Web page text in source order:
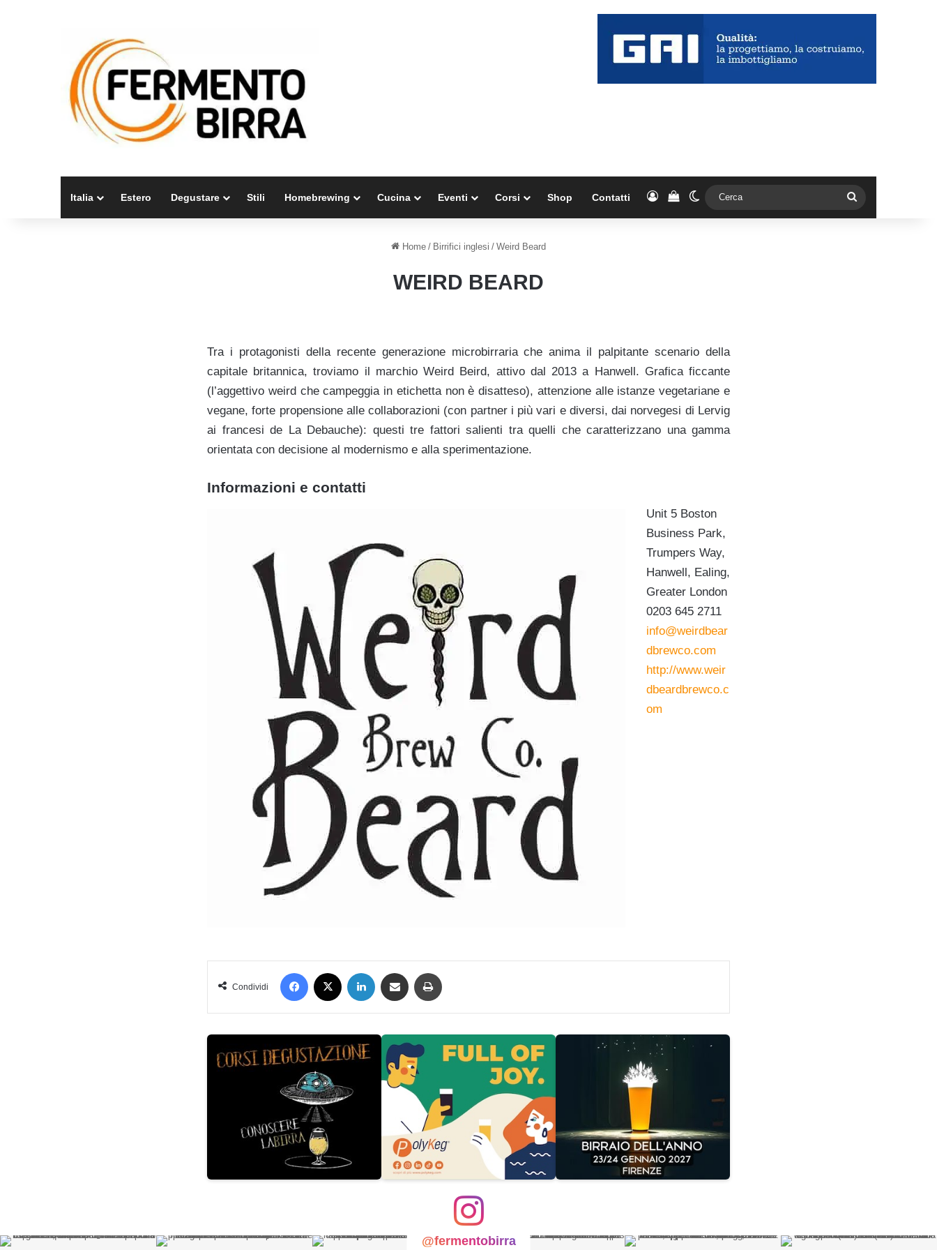
Italia Estero Degustare Stili Homebrewing Cucina Eventi Corsi Shop Contatti AccediVedi il carrello
Cambia aspetto
Home / Birrifici inglesi / Weird Beard
WEIRD BEARD
Tra i protagonisti della recente generazione microbirraria che anima il palpitante scenario della
capitale britannica, troviamo il marchio Weird Beird, attivo dal 2013 a Hanwell. Grafica ficcante
(l’aggettivo weird che campeggia in etichetta non è disatteso), attenzione alle istanze vegetariane e
vegane, forte propensione alle collaborazioni (con partner i più vari e diversi, dai norvegesi di Lervig
ai francesi de La Debauche): questi tre fattori salienti tra quelli che caratterizzano una gamma
orientata con decisione al modernismo e alla sperimentazione.
Informazioni e contatti
Unit 5 Boston
Business Park,
Trumpers Way,
Hanwell, Ealing,
Greater London
0203 645 2711
info@weirdbear
dbrewco.com
http://www.weir
dbeardbrewco.c
om
Condividi
Facebook LinkedIn Condividi via mail
@fermentobirra